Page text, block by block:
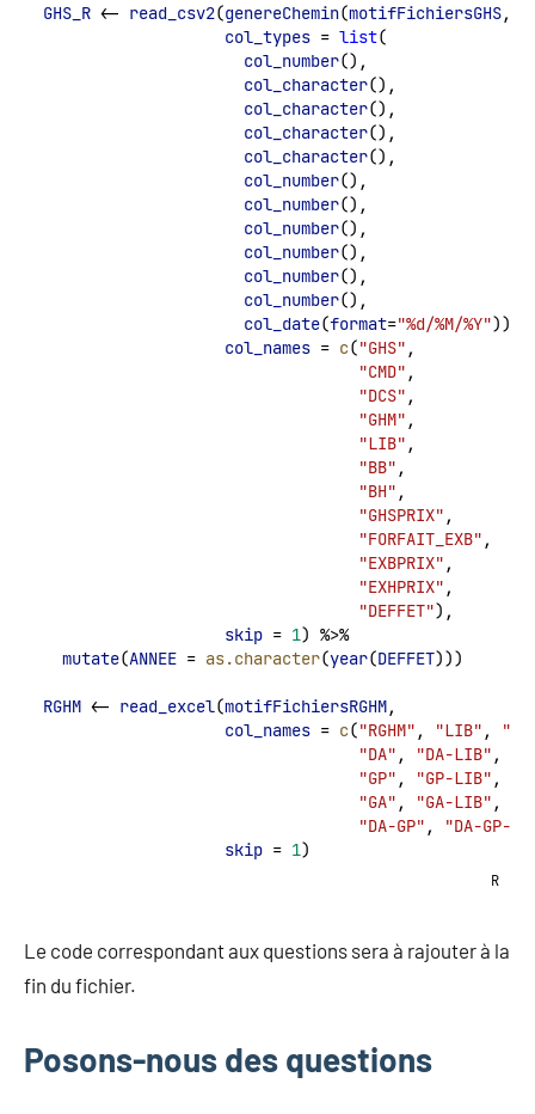
GHS_R <- read_csv2(genereChemin(motifFichiersGHS,
col_types = list(
col_number(),
col_character(),
col_character(),
col_character(),
col_character(),
col_number(),
col_number(),
col_number(),
col_number(),
col_number(),
col_number(),
col_date(format="%d/%M/%Y")),
col_names = c("GHS" ,
"CMD" ,
"DCS" ,
"GHM" ,
"LIB" ,
"BB" ,
"BH" ,
"GHSPRIX" ,
"FORFAIT_EXB" ,
"EXBPRIX" ,
"EXHPRIX" ,
"DEFFET"),
skip = 1) %>%
mutate(ANNEE = as.character(year(DEFFET)))
RGHM <- read_excel(motifFichiersRGHM,
col_names = c("RGHM" , "LIB" ,
"DA" , "DA-LIB" ,
"GP" , "GP-LIB" ,
"GA" , "GA-LIB" ,
"DA-GP" ,
"DA-GP-
skip = 1)
R
Le code correspondant aux questions sera à rajouter à la
fin du fichier.
Posons-nous des questions